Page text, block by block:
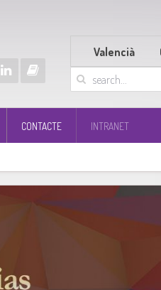
Valencià
CONTACTE INTRANET